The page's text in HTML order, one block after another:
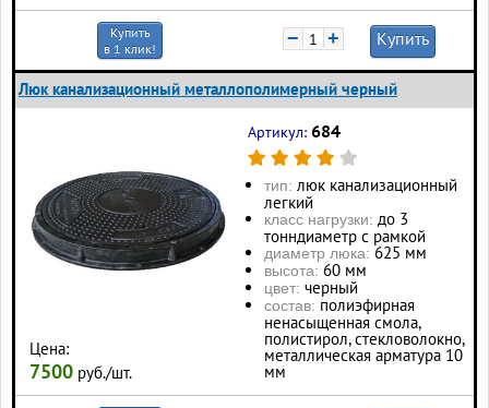
Купить
в 1 клик!
− + Купить
Люк канализационный металлополимерный черный
Цена:
7500 руб./шт.
Артикул: 684
тип: люк канализационный
легкий
класс нагрузки: до 3
тонндиаметр с рамкой
диаметр люка: 625 мм
высота: 60 мм
цвет: черный
состав: полиэфирная
ненасыщенная смола,
полистирол, стекловолокно,
металлическая арматура 10
мм